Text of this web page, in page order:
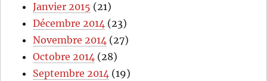
Janvier 2015 (21)
Décembre 2014 (23)
Novembre 2014 (27)
Octobre 2014 (28)
Septembre 2014 (19)